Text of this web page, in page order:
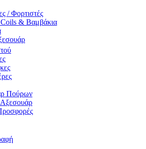
/ Φορτιστές
Coils & Βαμβάκια
Πούρων